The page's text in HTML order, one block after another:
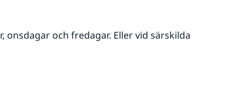
och fredagar. Eller vid särskilda